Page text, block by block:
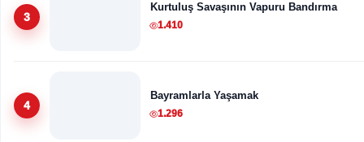
3
Kurtuluş Savaşının Vapuru Bandırma
1.410
4
Bayramlarla Yaşamak
1.296